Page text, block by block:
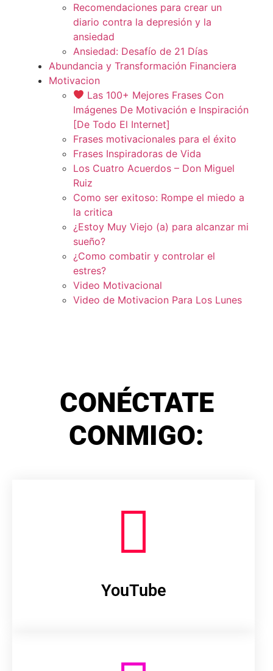
Recomendaciones para crear un
diario contra la depresión y la
ansiedad
Ansiedad: Desafío de 21 Días
Abundancia y Transformación Financiera
Motivacion
Las 100+ Mejores Frases Con
Imágenes De Motivación e Inspiración
[De Todo El Internet]
Frases motivacionales para el éxito
Frases Inspiradoras de Vida
Los Cuatro Acuerdos – Don Miguel
Ruiz
Como ser exitoso: Rompe el miedo a
la critica
¿Estoy Muy Viejo (a) para alcanzar mi
sueño?
¿Como combatir y controlar el
estres?
Video Motivacional
Video de Motivacion Para Los Lunes
CONÉCTATE
CONMIGO:
YouTube